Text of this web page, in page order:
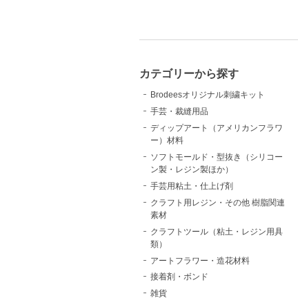
カテゴリーから探す
Brodeesオリジナル刺繍キット
手芸・裁縫用品
ディップアート（アメリカンフラワ
ー）材料
ソフトモールド・型抜き（シリコー
ン製・レジン製ほか）
手芸用粘土・仕上げ剤
クラフト用レジン・その他 樹脂関連
素材
クラフトツール（粘土・レジン用具
類）
アートフラワー・造花材料
接着剤・ボンド
雑貨